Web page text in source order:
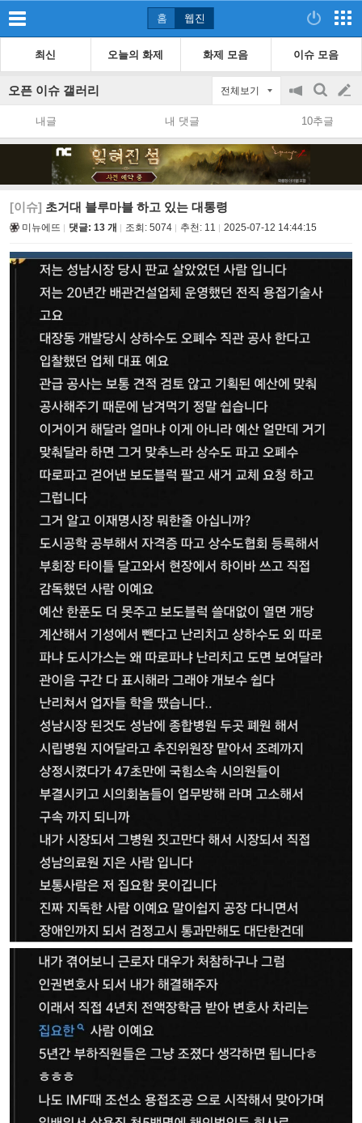
홈 웹진
최신 오늘의 화제 화제 모음 이슈 모음
오픈 이슈 갤러리 전체보기
공
지
on/off
검
색
글
쓰
내글 내 댓글 10추글
[이슈] 초거대 블루마블 하고 있는 대통령
미뉴에뜨 댓글: 13 개 조회: 5074 추천: 11 2025-07-12 14:44:15